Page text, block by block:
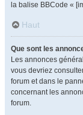
la balise BBCode «
Haut
Que sont les
Les annonces
vous devriez
forum et dans le
concernant les
forum.